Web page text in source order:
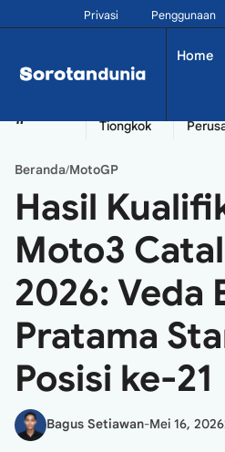
Privasi Penggunaan
Home
#
Tiongkok
Beranda/MotoGP
Hasil
Moto3
2026: Veda
Pratama
Posisi ke-21
Bagus Setiawan-Mei 16, 2026